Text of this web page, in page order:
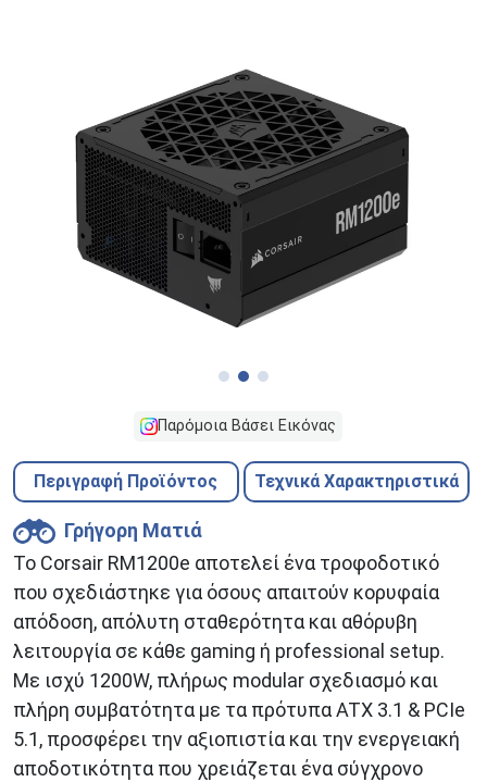
Παρόμοια Βάσει Εικόνας
Περιγραφή Προϊόντος Τεχνικά Χαρακτηριστικά
Γρήγορη Ματιά
Το Corsair RM1200e αποτελεί ένα τροφοδοτικό
που σχεδιάστηκε για όσους απαιτούν κορυφαία
απόδοση, απόλυτη σταθερότητα και αθόρυβη
λειτουργία σε κάθε gaming ή professional setup.
Με ισχύ 1200W, πλήρως modular σχεδιασμό και
πλήρη συμβατότητα με τα πρότυπα ATX 3.1 & PCIe
5.1, προσφέρει την αξιοπιστία και την ενεργειακή
αποδοτικότητα που χρειάζεται ένα σύγχρονο